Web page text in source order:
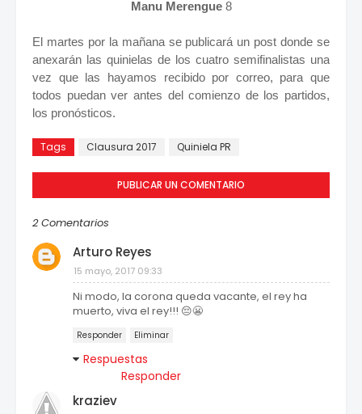
Manu Merengue8
El martes por la mañana se publicará un post donde se
anexarán las quinielas de los cuatro semifinalistas una
vez que las hayamos recibido por correo, para que
todos puedan ver antes del comienzo de los partidos,
los pronósticos.
Tags Clausura 2017 Quiniela PR
PUBLICAR UN COMENTARIO
2 Comentarios
Arturo Reyes
15 mayo, 2017 09:33
Ni modo, la corona queda vacante, el rey ha
muerto, viva el rey!!! 😔😬
Responder Eliminar
Respuestas
Responder
kraziev